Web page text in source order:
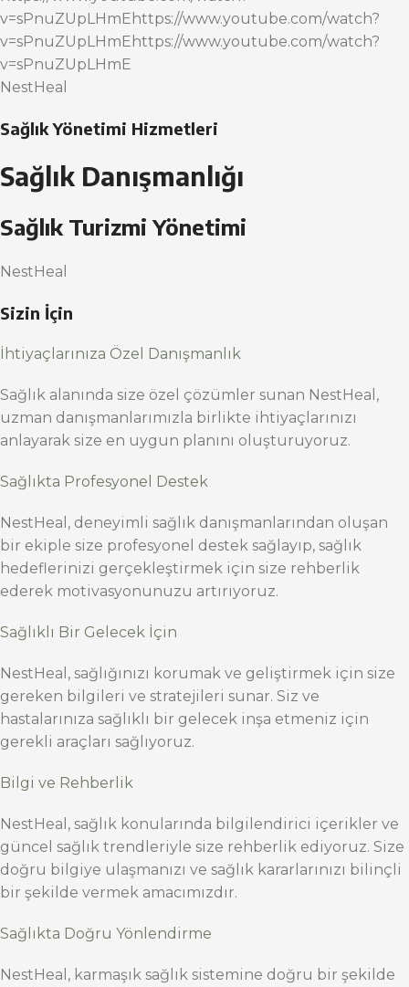
v=sPnuZUpLHmEhttps://www.youtube.com/watch?
v=sPnuZUpLHmEhttps://www.youtube.com/watch?
v=sPnuZUpLHmE
NestHeal
Sağlık Yönetimi Hizmetleri
Sağlık Danışmanlığı
Sağlık Turizmi Yönetimi
NestHeal
Sizin İçin
İhtiyaçlarınıza Özel Danışmanlık
Sağlık alanında size özel çözümler sunan NestHeal,
uzman danışmanlarımızla birlikte ihtiyaçlarınızı
anlayarak size en uygun planını oluşturuyoruz.
Sağlıkta Profesyonel Destek
NestHeal, deneyimli sağlık danışmanlarından oluşan
bir ekiple size profesyonel destek sağlayıp, sağlık
hedeflerinizi gerçekleştirmek için size rehberlik
ederek motivasyonunuzu artırıyoruz.
Sağlıklı Bir Gelecek İçin
NestHeal, sağlığınızı korumak ve geliştirmek için size
gereken bilgileri ve stratejileri sunar. Siz ve
hastalarınıza sağlıklı bir gelecek inşa etmeniz için
gerekli araçları sağlıyoruz.
Bilgi ve Rehberlik
NestHeal, sağlık konularında bilgilendirici içerikler ve
güncel sağlık trendleriyle size rehberlik ediyoruz. Size
doğru bilgiye ulaşmanızı ve sağlık kararlarınızı bilinçli
bir şekilde vermek amacımızdır.
Sağlıkta Doğru Yönlendirme
NestHeal, karmaşık sağlık sistemine doğru bir şekilde